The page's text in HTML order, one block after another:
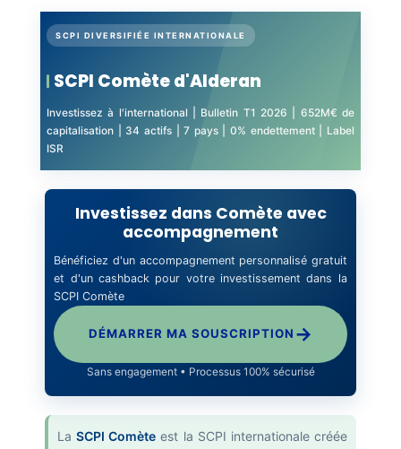
SCPI DIVERSIFIÉE INTERNATIONALE
SCPI Comète d'Alderan
Investissez à l'international | Bulletin T1 2026 | 652M€ de
capitalisation | 34 actifs | 7 pays | 0% endettement | Label
ISR
Investissez dans Comète avec
accompagnement
Bénéficiez d'un accompagnement personnalisé gratuit
et d'un cashback pour votre investissement dans la
SCPI Comète
DÉMARRER MA SOUSCRIPTION →
Sans engagement • Processus 100% sécurisé
LaSCPI Comète est la SCPI internationale créée